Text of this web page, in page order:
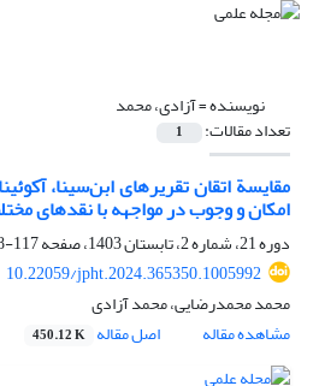
نویسنده =آزادی، محمد
تعداد مقالات: 1
مقایسة اتقان تقریرهای ابن‌سینا،
امکان و وجوب در مواجهه با نقدهای
دوره 21، شماره 2، تابستان 1403، صفحه
117-128
10.22059/jpht.2024.365350.1005992
محمد محمدرضایی، محمد آزادی
مشاهده مقاله
اصل مقاله 450.12 K